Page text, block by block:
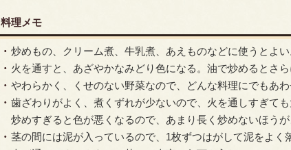
料理メモ
炒めもの、クリーム煮、牛乳煮、あえものなどに使うとよい
火を通すと、あざやかなみどり色になる。油で炒めるとさら
やわらかく、くせのない野菜なので、どんな料理にでもあわ
歯ざわりがよく、煮くずれが少ないので、火を通しすぎて
炒めすぎると色が悪くなるので、あまり長く炒めないほうが
茎の間には泥が入っているので、1枚ずつはがして泥をよく